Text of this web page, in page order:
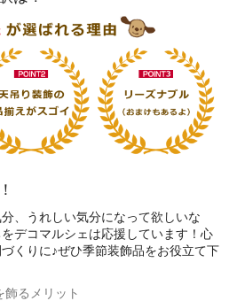
、うれしい気分になって欲しいな
デコマルシェは応援しています！心
くりに♪ぜひ季節装飾品をお役立て下
飾るメリット